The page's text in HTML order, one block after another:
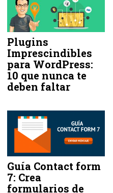
Plugins
Imprescindibles
para WordPress:
10 que nunca te
deben faltar
Guía Contact form
7: Crea
formularios de